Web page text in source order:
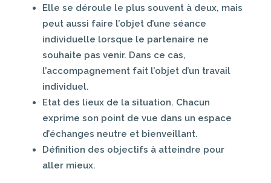
Elle se déroule le plus souvent à deux, mais
peut aussi faire l’objet d’une séance
individuelle lorsque le partenaire ne
souhaite pas venir. Dans ce cas,
l’accompagnement fait l’objet d’un travail
individuel.
Etat des lieux de la situation. Chacun
exprime son point de vue dans un espace
d’échanges neutre et bienveillant.
Définition des objectifs à atteindre pour
aller mieux.